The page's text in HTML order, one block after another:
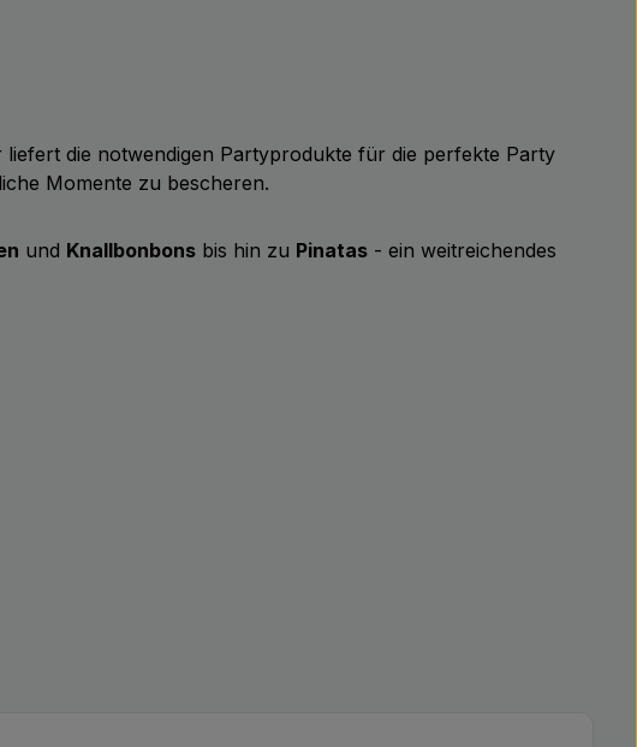
die notwendigen Partyprodukte für die perfekte Party
Momente zu bescheren.
und Knallbonbons bis hin zu Pinatas - ein weitreichendes